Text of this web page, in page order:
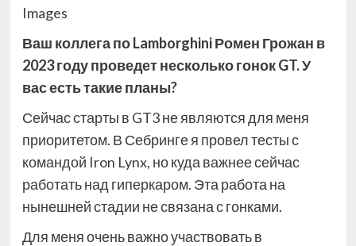
Images
Ваш коллега по Lamborghini Ромен Грожан в
2023 году проведет несколько гонок GT. У
вас есть такие планы?
Сейчас старты в GT3 не являются для меня
приоритетом. В Себринге я провел тесты с
командой Iron Lynx, но куда важнее сейчас
работать над гиперкаром. Эта работа на
нынешней стадии не связана с гонками.
Для меня очень важно участвовать в